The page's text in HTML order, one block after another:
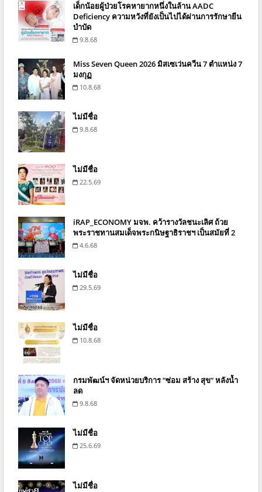
เด็กน้อยผู้ป่วยโรคหายากหนึ่งในล้าน AADC
Deficiency ความหวังที่ยังเป็นไปได้ผ่านการรักษายีน
บำบัด
9.8.68
Miss Seven Queen 2026 มิสเซเว่นควีน 7 ตำแหน่ง 7
มงกุฏ
10.8.68
ไม่มีชื่อ
9.8.68
ไม่มีชื่อ
22.5.69
iRAP_ECONOMY มจพ. คว้ารางวัลชนะเลิศ ถ้วย
พระราชทานสมเด็จพระกนิษฐาธิราชฯ เป็นสมัยที่ 2
4.6.68
ไม่มีชื่อ
29.5.69
ไม่มีชื่อ
10.8.68
กรมพัฒน์ฯ จัดหน่วยบริการ “ซ่อม สร้าง สุข” หลังน้ำ
ลด
9.8.68
ไม่มีชื่อ
25.6.69
ไม่มีชื่อ